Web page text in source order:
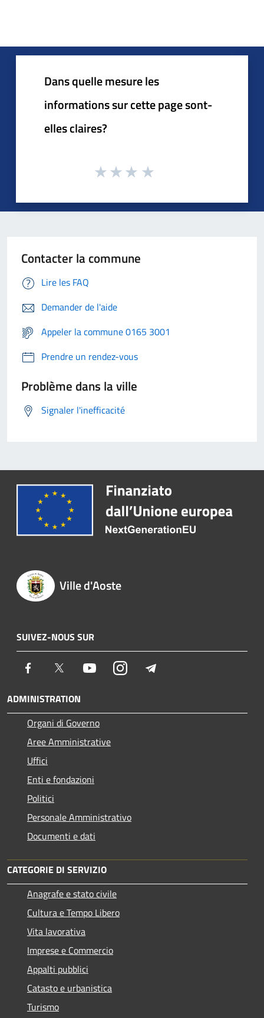
Dans quelle mesure les
informations sur cette page sont-
elles claires?
Contacter la commune
Lire les FAQ
Demander de l'aide
Appeler la commune 0165 3001
Prendre un rendez-vous
Problème dans la ville
Signaler l'inefficacité
Ville d'Aoste
SUIVEZ-NOUS SUR
Facebook Twitter YoutubeInstagram
ADMINISTRATION
Organi di Governo
Aree Amministrative
Uffici
Enti e fondazioni
Politici
Personale Amministrativo
Documenti e dati
CATEGORIE DI SERVIZIO
Anagrafe e stato civile
Cultura e Tempo Libero
Vita lavorativa
Imprese e Commercio
Appalti pubblici
Catasto e urbanistica
Turismo